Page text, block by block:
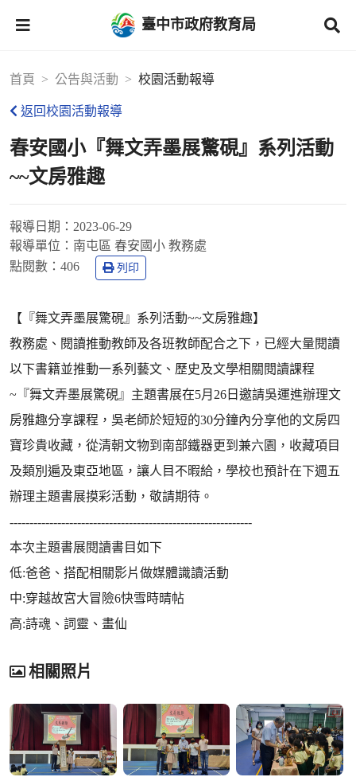
臺中市政府教育局
首頁 公告與活動 校園活動報導
返回校園活動報導
春安國小『舞文弄墨展驚硯』系列活動
~~文房雅趣
報導日期： 2023-06-29
報導單位： 南屯區 春安國小 教務處
點閱數： 406 列印
【『舞文弄墨展驚硯』系列活動~~文房雅趣】
教務處、閱讀推動教師及各班教師配合之下，已經大量閱讀
以下書籍並推動一系列藝文、歷史及文學相關閱讀課程
~『舞文弄墨展驚硯』主題書展在5月26日邀請吳運進辦理文
房雅趣分享課程，吳老師於短短的30分鐘內分享他的文房四
寶珍貴收藏，從清朝文物到南部鐵器更到兼六園，收藏項目
及類別遍及東亞地區，讓人目不暇給，學校也預計在下週五
辦理主題書展摸彩活動，敬請期待。
-------------------------------------------------------------
本次主題書展閱讀書目如下
低:爸爸、搭配相關影片做媒體識讀活動
中:穿越故宮大冒險6快雪時晴帖
高:詩魂、詞靈、畫仙
相關照片